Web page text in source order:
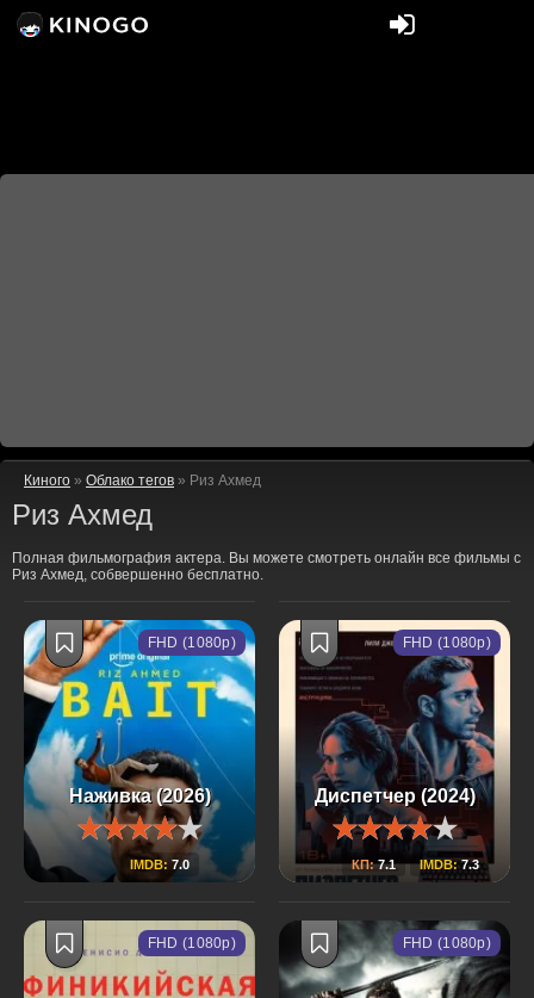
Киного » Облако тегов » Риз Ахмед
Риз Ахмед
Полная фильмография актера. Вы можете смотреть онлайн все фильмы с
Риз Ахмед, собвершенно бесплатно.
Наживка (2026)
IMDB: 7.0
FHD (1080p)
Диспетчер (2024)
КП:7.1 IMDB:7.3
FHD (1080p)
FHD (1080p) FHD (1080p)